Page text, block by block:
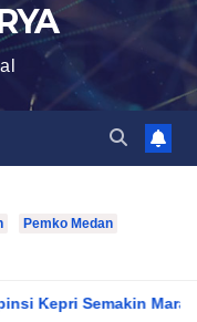
Pemko Medan
Raih Popular